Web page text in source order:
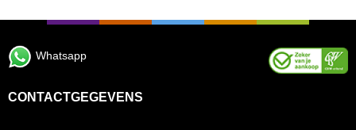
Whatsapp
CONTACTGEGEVENS